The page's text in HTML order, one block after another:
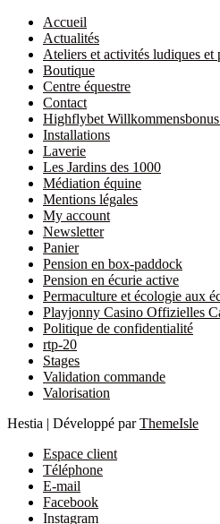
Accueil
Actualités
Ateliers et activités ludiques et
Boutique
Centre équestre
Contact
Highflybet
Installations
Laverie
Les Jardins des 1000
Médiation équine
Mentions légales
My account
Newsletter
Panier
Pension en box-paddock
Pension en écurie active
Permaculture et écologie aux
Playjonny Casino Offizielles
Politique de confidentialité
rtp-20
Stages
Validation commande
Valorisation
Hestia | Développé parThemeIsle
Espace client
Téléphone
E-mail
Facebook
Instagram